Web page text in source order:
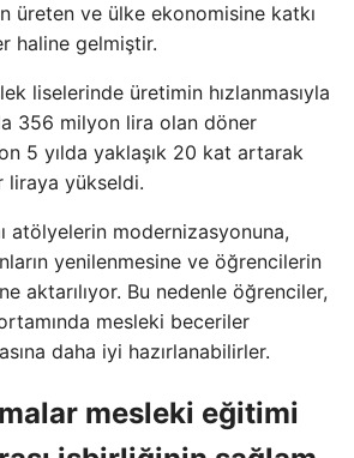
üreten ve ülke ekonomisine katkı
haline gelmiştir.
liselerinde üretimin hızlanmasıyla
356 milyon lira olan döner
5 yılda yaklaşık 20 kat artarak
liraya yükseldi.
atölyelerin modernizasyonuna,
yenilenmesine ve öğrencilerin
aktarılıyor. Bu nedenle öğrenciler,
mesleki beceriler
daha iyi hazırlanabilirler.
mesleki eğitimi